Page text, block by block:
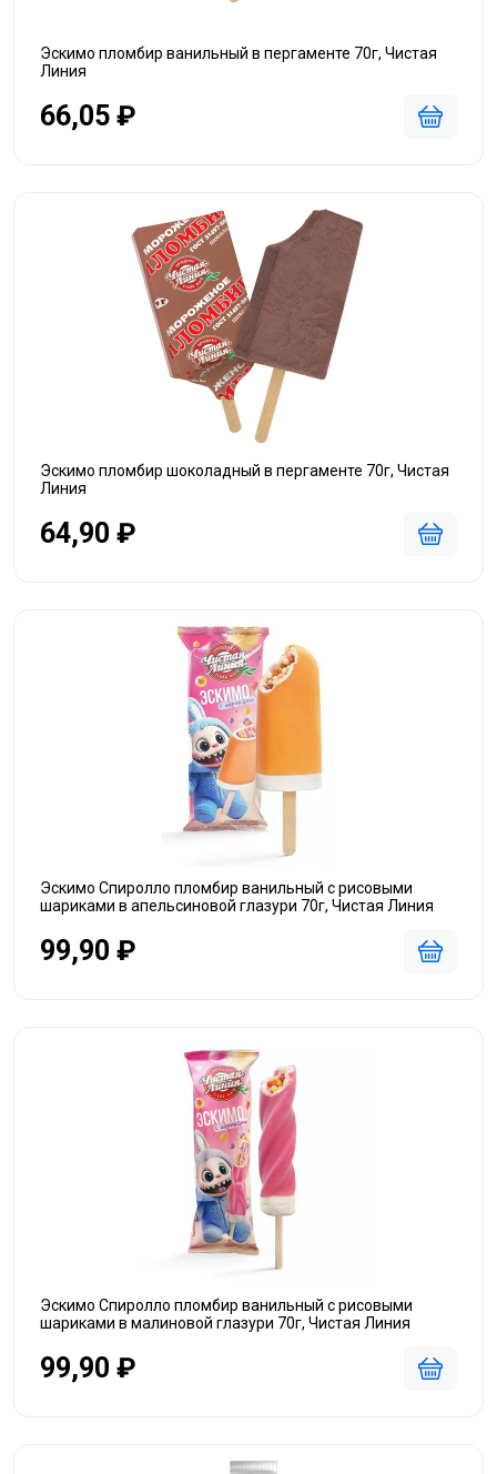
Эскимо пломбир ванильный в пергаменте 70г, Чистая
Линия
66,05 ₽
Эскимо пломбир шоколадный в пергаменте 70г, Чистая
Линия
64,90 ₽
Эскимо Спиролло пломбир ванильный с рисовыми
шариками в апельсиновой глазури 70г, Чистая Линия
99,90 ₽
Эскимо Спиролло пломбир ванильный с рисовыми
шариками в малиновой глазури 70г, Чистая Линия
99,90 ₽